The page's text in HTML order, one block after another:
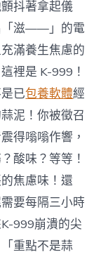
抖著拿起儀
「滋——」的電
滿養生焦慮的
裡是 K-999！
已包養軟體經
泥！你被徵召
得嗡嗡作響，
酸味？等等！
焦慮味！還
要每隔三小時
999崩潰的尖
重點不是蒜